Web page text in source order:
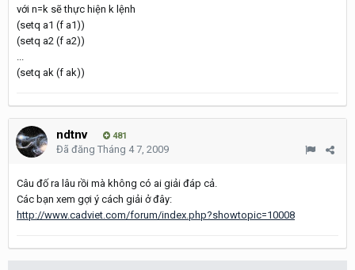
với n=k sẽ thực hiện k lệnh
(setq a1 (f a1))
(setq a2 (f a2))
...
(setq ak (f ak))
ndtnv 481
Đã đăng Tháng 4 7, 2009
Câu đố ra lâu rồi mà không có ai giải đáp cả.
Các bạn xem gợi ý cách giải ở đây:
http://www.cadviet.com/forum/index.php?showtopic=10008